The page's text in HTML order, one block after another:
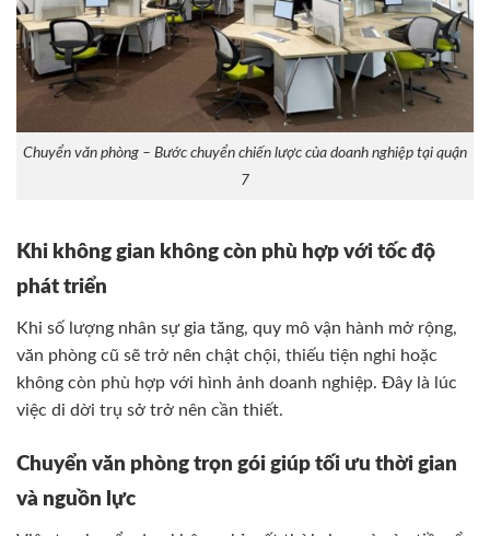
Chuyển văn phòng – Bước chuyển chiến lược của doanh nghiệp tại quận
7
Khi không gian không còn phù hợp với tốc độ
phát triển
Khi số lượng nhân sự gia tăng, quy mô vận hành mở rộng,
văn phòng cũ sẽ trở nên chật chội, thiếu tiện nghi hoặc
không còn phù hợp với hình ảnh doanh nghiệp. Đây là lúc
việc di dời trụ sở trở nên cần thiết.
Chuyển văn phòng trọn gói giúp tối ưu thời gian
và nguồn lực